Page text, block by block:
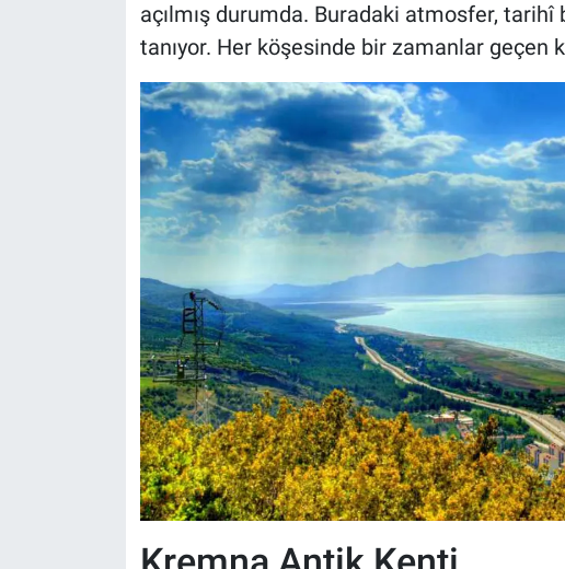
açılmış durumda. Buradaki atmosfer, tarihî
tanıyor. Her köşesinde bir zamanlar geçen